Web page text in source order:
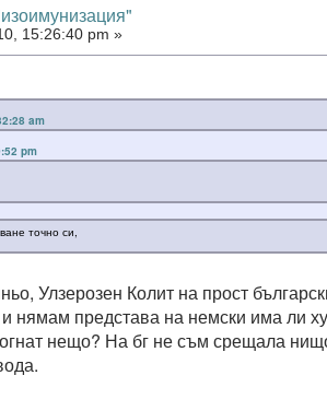
15:26:40 pm »
am
pm
точно си,
Улзерозен Колит на прост
нямам представа на немски има ли
нещо? На бг не съм срещала